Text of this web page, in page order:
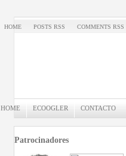
HOME POSTS RSS COMMENTS RSS
HOME ECOOGLER CONTACTO
Patrocinadores